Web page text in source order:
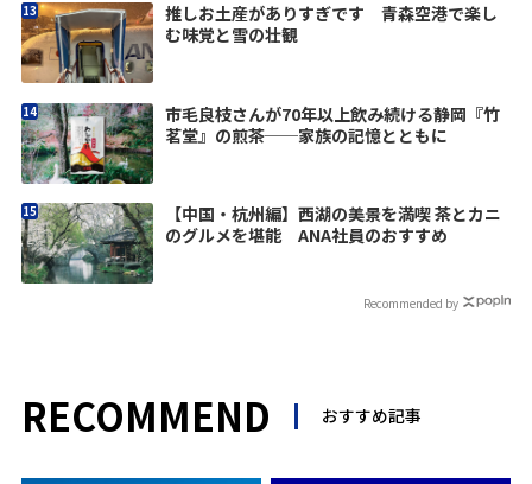
推しお土産がありすぎです 青森空港で楽し
む味覚と雪の壮観
市毛良枝さんが70年以上飲み続ける静岡『竹
茗堂』の煎茶──家族の記憶とともに
【中国・杭州編】西湖の美景を満喫 茶とカニ
のグルメを堪能 ANA社員のおすすめ
Recommended by
RECOMMEND おすすめ記事